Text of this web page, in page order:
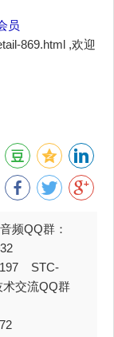
员
869.html ,欢迎
频QQ群：
STC-
交流QQ群